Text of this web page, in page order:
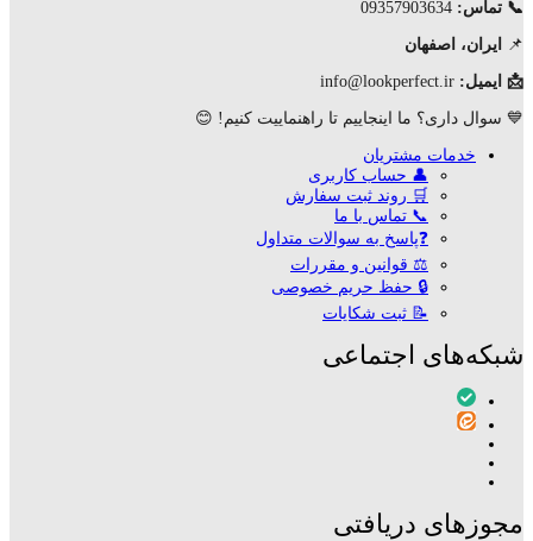
📞 تماس:
📌 ایران، اصفهان
📩 ایمیل:
💙 سوال داری؟ ما اینجاییم تا راهنماییت کنیم! 😊
خدمات مشتریان
👤 حساب کاربری
🛒 روند ثبت سفارش
📞 تماس با ما
❓پاسخ به سوالات متداول
⚖ قوانین و مقررات
🔒 حفظ حریم خصوصی
📝 ثبت شکایات
شبکه‌های اجتماعی
مجوزهای دریافتی